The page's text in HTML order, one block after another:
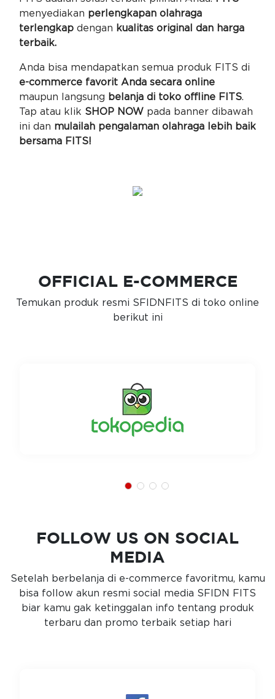
menyediakan perlengkapan olahraga
terlengkapdengan kualitas original dan harga
terbaik.
Anda bisa mendapatkan semua produk FITS di
e-commerce favorit Anda secara online
maupun langsung belanja di toko offline FITS.
Tap atau klik SHOP NOW pada banner dibawah
ini dan mulailah pengalaman olahraga lebih baik
bersama FITS!
OFFICIAL E-COMMERCE
Temukan produk resmi SFIDNFITS di toko online
berikut ini
FOLLOW US ON SOCIAL
MEDIA
Setelah berbelanja di e-commerce favoritmu, kamu
bisa follow akun resmi social media SFIDN FITS
biar kamu gak ketinggalan info tentang produk
terbaru dan promo terbaik setiap hari